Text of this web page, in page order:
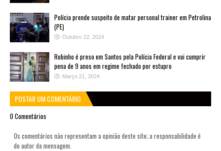
Polícia prende suspeito de matar personal trainer em Petrolina
(PE)
Outubro 22, 2024
Robinho é preso em Santos pela Polícia Federal e vai cumprir
pena de 9 anos em regime fechado por estupro
Março 21, 2024
POSTAR UM COMENTÁRIO
0 Comentários
Os comentários não representam a opinião deste site; a responsabilidade é
do autor da mensagem.